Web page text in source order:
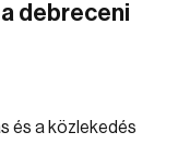
debreceni